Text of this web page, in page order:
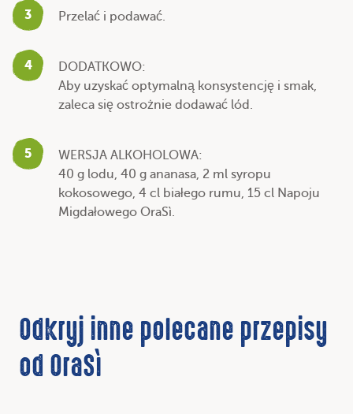
3 Przelać i podawać.
4
DODATKOWO:
Aby uzyskać optymalną konsystencję i smak,
zaleca się ostrożnie dodawać lód.
5
WERSJA ALKOHOLOWA:
40 g lodu, 40 g ananasa, 2 ml syropu
kokosowego, 4 cl białego rumu, 15 cl Napoju
Migdałowego OraSì.
Odkryj inne polecane przepisy
od OraSì